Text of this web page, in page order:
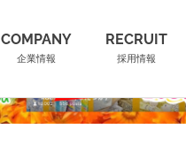
COMPANY
企業情報
RECRUIT
採用情報